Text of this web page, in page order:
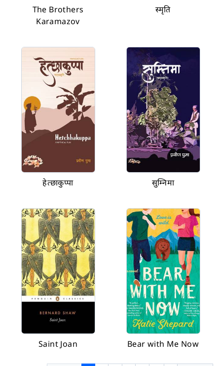
The Brothers
Karamazov
स्मृति
हेत्छाकुप्पा सुम्निमा
Saint Joan Bear with Me Now